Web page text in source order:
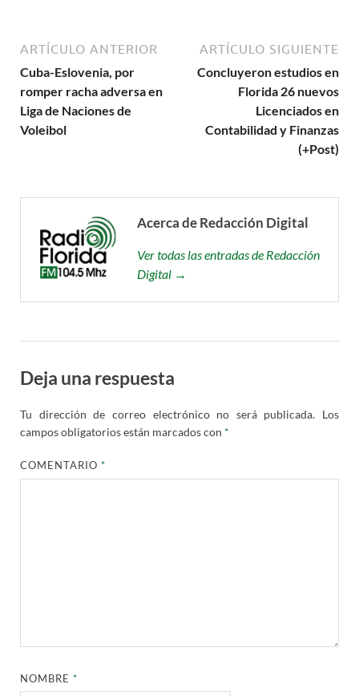
ARTÍCULO ANTERIOR
Cuba-Eslovenia, por
romper racha adversa en
Liga de Naciones de
Voleibol
ARTÍCULO SIGUIENTE
Concluyeron estudios en
Florida 26 nuevos
Licenciados en
Contabilidad y Finanzas
(+Post)
Acerca de Redacción Digital
Ver todas las entradas de Redacción
Digital →
Deja una respuesta
Tu dirección de correo electrónico no será publicada. Los
campos obligatorios están marcados con *
COMENTARIO*
NOMBRE*